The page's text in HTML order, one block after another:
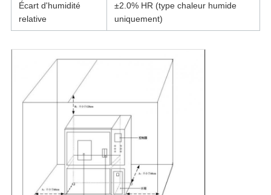
Écart d'humidité
relative
±2.0% HR (type chaleur humide
uniquement)